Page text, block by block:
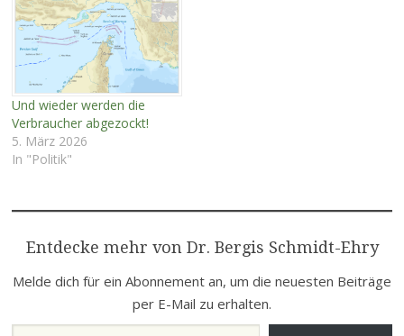
werden. Die Öl- und
Gasindustrie schafft viele
Arbeitsplätze - auch in den
mit der Exploration
verbundenen Technologien.
Öl und Gas generieren hohe
Staatseinnahmen.
Deutschland ist…
Und wieder werden die
Verbraucher abgezockt!
5. März 2026
In "Politik"
Entdecke mehr von Dr. Bergis Schmidt-Ehry
Melde dich für ein Abonnement an, um die neuesten Beiträge
per E-Mail zu erhalten.
Gib deine E-Mail-Adresse ein ...